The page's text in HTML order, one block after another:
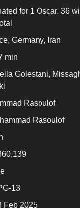
for 1 Oscar. 36
Germany, Iran
min
Golestani,
Rasoulof
Rasoulof
13
Feb 2025